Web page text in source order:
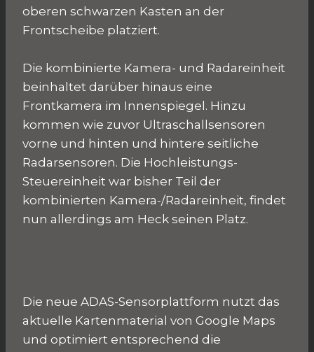
oberen schwarzen Kasten an der
Frontscheibe platziert.
Die kombinierte Kamera- und Radareinheit
beinhaltet darüber hinaus eine
Frontkamera im Innenspiegel. Hinzu
kommen wie zuvor Ultraschallsensoren
vorne und hinten und hintere seitliche
Radarsensoren. Die Hochleistungs-
Steuereinheit war bisher Teil der
kombinierten Kamera-/Radareinheit, findet
nun allerdings am Heck seinen Platz.
Die neue ADAS-Sensorplattform nutzt das
aktuelle Kartenmaterial von Google Maps
und optimiert entsprechend die